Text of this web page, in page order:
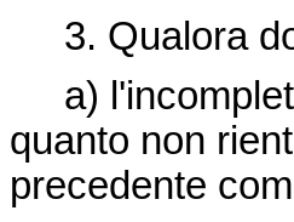
3. Qualora
a)
quanto non
precedente